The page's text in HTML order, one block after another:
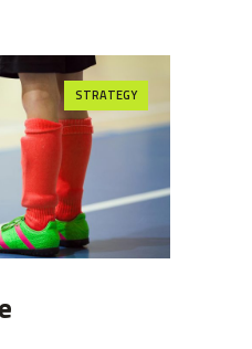
STRATEGY